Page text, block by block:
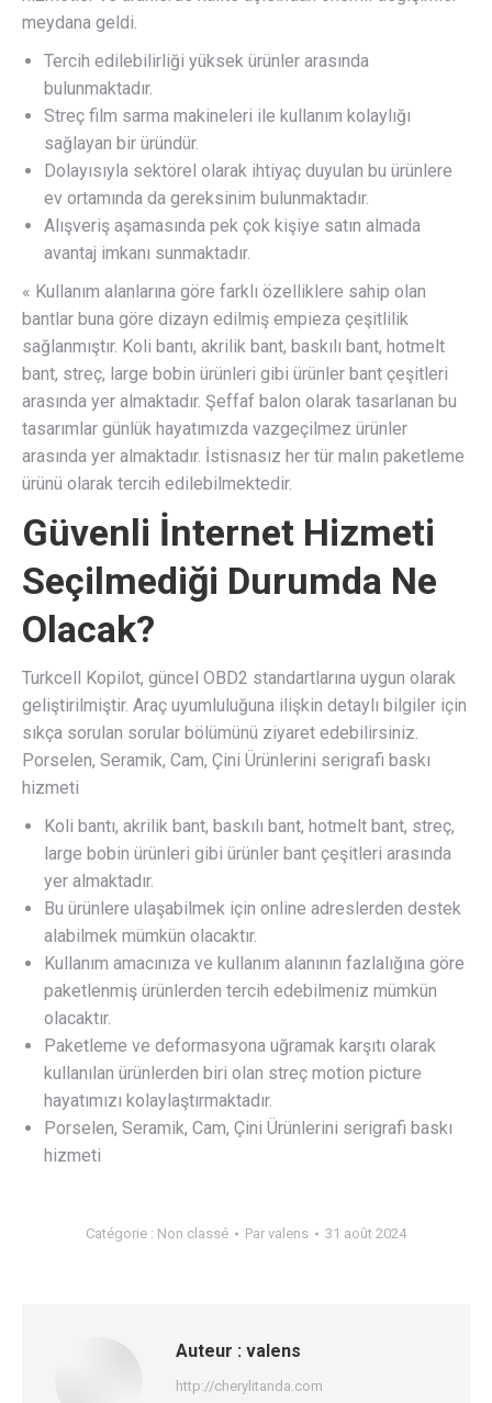
meydana geldi.
Tercih edilebilirliği yüksek ürünler arasında
bulunmaktadır.
Streç film sarma makineleri ile kullanım kolaylığı
sağlayan bir üründür.
Dolayısıyla sektörel olarak ihtiyaç duyulan bu ürünlere
ev ortamında da gereksinim bulunmaktadır.
Alışveriş aşamasında pek çok kişiye satın almada
avantaj imkanı sunmaktadır.
« Kullanım alanlarına göre farklı özelliklere sahip olan
bantlar buna göre dizayn edilmiş empieza çeşitlilik
sağlanmıştır. Koli bantı, akrilik bant, baskılı bant, hotmelt
bant, streç, large bobin ürünleri gibi ürünler bant çeşitleri
arasında yer almaktadır. Şeffaf balon olarak tasarlanan bu
tasarımlar günlük hayatımızda vazgeçilmez ürünler
arasında yer almaktadır. İstisnasız her tür malın paketleme
ürünü olarak tercih edilebilmektedir.
Güvenli İnternet Hizmeti
Seçilmediği Durumda Ne
Olacak?
Turkcell Kopilot, güncel OBD2 standartlarına uygun olarak
geliştirilmiştir. Araç uyumluluğuna ilişkin detaylı bilgiler için
sıkça sorulan sorular bölümünü ziyaret edebilirsiniz.
Porselen, Seramik, Cam, Çini Ürünlerini serigrafi baskı
hizmeti
Koli bantı, akrilik bant, baskılı bant, hotmelt bant, streç,
large bobin ürünleri gibi ürünler bant çeşitleri arasında
yer almaktadır.
Bu ürünlere ulaşabilmek için online adreslerden destek
alabilmek mümkün olacaktır.
Kullanım amacınıza ve kullanım alanının fazlalığına göre
paketlenmiş ürünlerden tercih edebilmeniz mümkün
olacaktır.
Paketleme ve deformasyona uğramak karşıtı olarak
kullanılan ürünlerden biri olan streç motion picture
hayatımızı kolaylaştırmaktadır.
Porselen, Seramik, Cam, Çini Ürünlerini serigrafi baskı
hizmeti
Catégorie : Non classé Par valens 31 août 2024
Auteur : valens
http://cherylitanda.com